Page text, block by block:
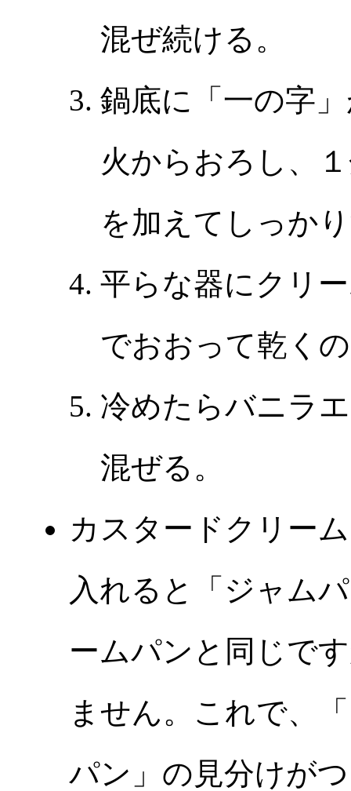
混ぜ続ける。
鍋底に「一の字
火からおろし、
を加えてしっか
平らな器にクリ
でおおって乾く
冷めたらバニラ
混ぜる。
カスタードクリー
入れると「ジャム
ームパンと同じで
ません。これで、
パン」の見分けが